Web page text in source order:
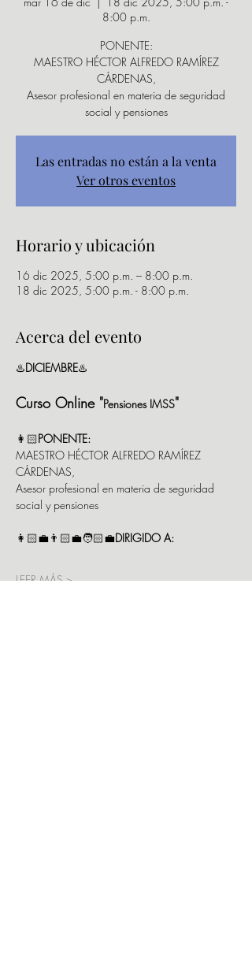
8:00 p.m.
PONENTE:
MAESTRO HÉCTOR ALFREDO RAMÍREZ
CÁRDENAS,
Asesor profesional en materia de seguridad
social y pensiones
Las entradas no están a la venta
Ver otros eventos
Horario y ubicación
16 dic 2025, 5:00 p.m. – 8:00 p.m.
18 dic 2025, 5:00 p.m. - 8:00 p.m.
Acerca del evento
♨️DICIEMBRE♨️
Curso Online "Pensiones IMSS"
👩🏻PONENTE:
MAESTRO HÉCTOR ALFREDO RAMÍREZ
CÁRDENAS,
Asesor profesional en materia de seguridad
social y pensiones
👩🏻‍💼👨🏻‍💼🧑🏻‍💼DIRIGIDO A:
LEER MÁS >